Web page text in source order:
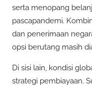
serta menopang
pascapandemi.
dan penerimaan
opsi berutang masih
Di sisi lain, kondisi
strategi pembiayaan.